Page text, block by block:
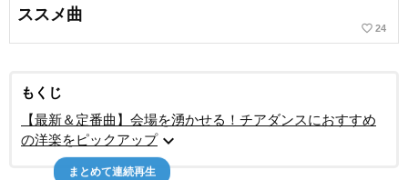
ススメ曲
favorite_border 24
もくじ
【最新＆定番曲】会場を湧かせる！チアダンスにおすすめ
の洋楽をピックアップexpand_more
まとめて連続再生